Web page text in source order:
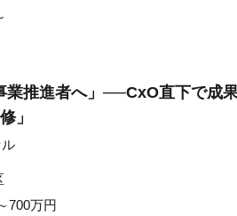
業推進者へ」──CxO直下で成
」
700万円